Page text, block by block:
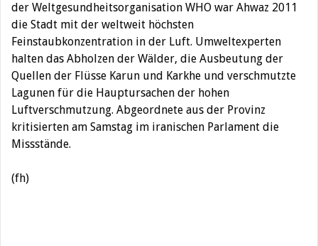
der Weltgesundheitsorganisation WHO war Ahwaz 2011
die Stadt mit der weltweit höchsten
Feinstaubkonzentration in der Luft. Umweltexperten
halten das Abholzen der Wälder, die Ausbeutung der
Quellen der Flüsse Karun und Karkhe und verschmutzte
Lagunen für die Hauptursachen der hohen
Luftverschmutzung. Abgeordnete aus der Provinz
kritisierten am Samstag im iranischen Parlament die
Missstände.
(fh)